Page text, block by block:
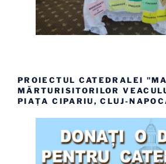
PROIECTUL CATEDRALEI
MĂRTURISITORILOR
PIAȚA CIPARIU, CLUJ-